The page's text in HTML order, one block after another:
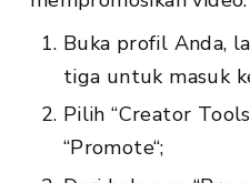
Buka profil Anda,
tiga untuk masuk
Pilih “Creator
“Promote“;